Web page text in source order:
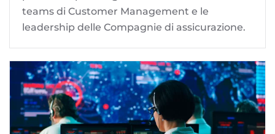
teams di Customer Management e le
leadership delle Compagnie di assicurazione.